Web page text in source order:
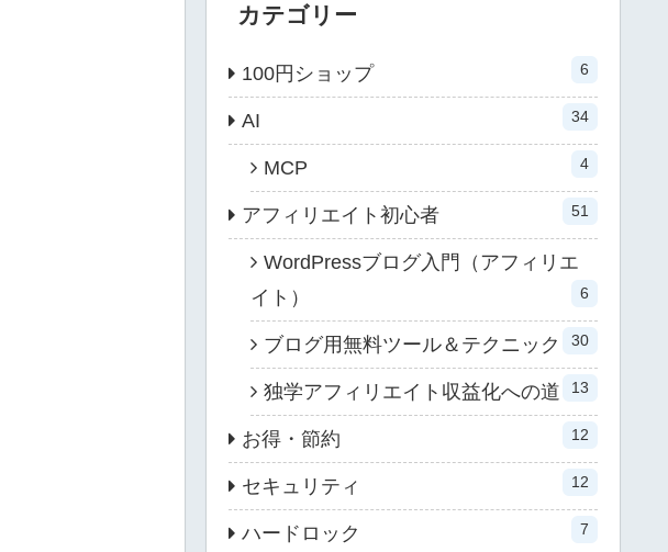
カテゴリー
100円ショップ 6
AI 34
MCP 4
アフィリエイト初心者 51
WordPressブログ入門（アフィリエ
イト）
6
ブログ用無料ツール＆テクニック 30
独学アフィリエイト収益化への道 13
お得・節約 12
セキュリティ 12
ハードロック 7